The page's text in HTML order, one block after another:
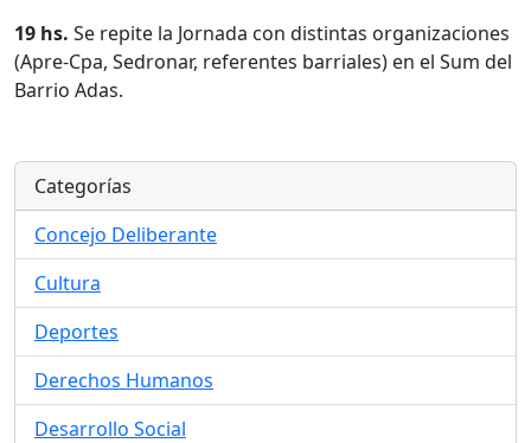
19 hs. Se repite la Jornada con distintas organizaciones
(Apre-Cpa, Sedronar, referentes barriales) en el Sum del
Barrio Adas.
Categorías
Concejo Deliberante
Cultura
Deportes
Derechos Humanos
Desarrollo Social